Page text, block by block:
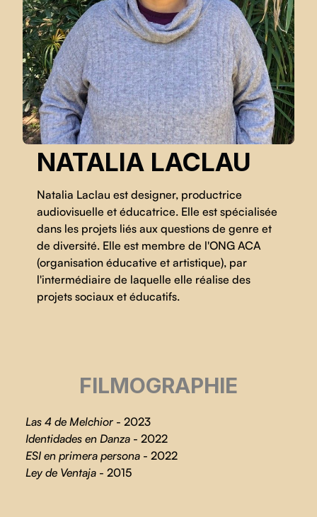
NATALIA LACLAU
Natalia Laclau est designer, productrice
audiovisuelle et éducatrice. Elle est spécialisée
dans les projets liés aux questions de genre et
de diversité. Elle est membre de l'ONG ACA
(organisation éducative et artistique), par
l'intermédiaire de laquelle elle réalise des
projets sociaux et éducatifs.
FILMOGRAPHIE
Las 4 de Melchior - 2023
Identidades en Danza - 2022
ESI en primera persona - 2022
Ley de Ventaja - 2015